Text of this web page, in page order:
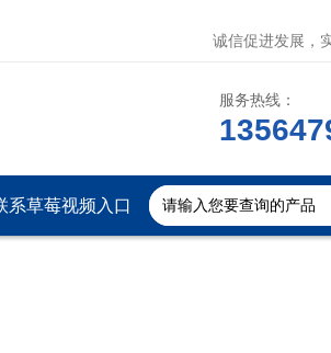
诚信促进发展
服务热线：
系草莓视频入口